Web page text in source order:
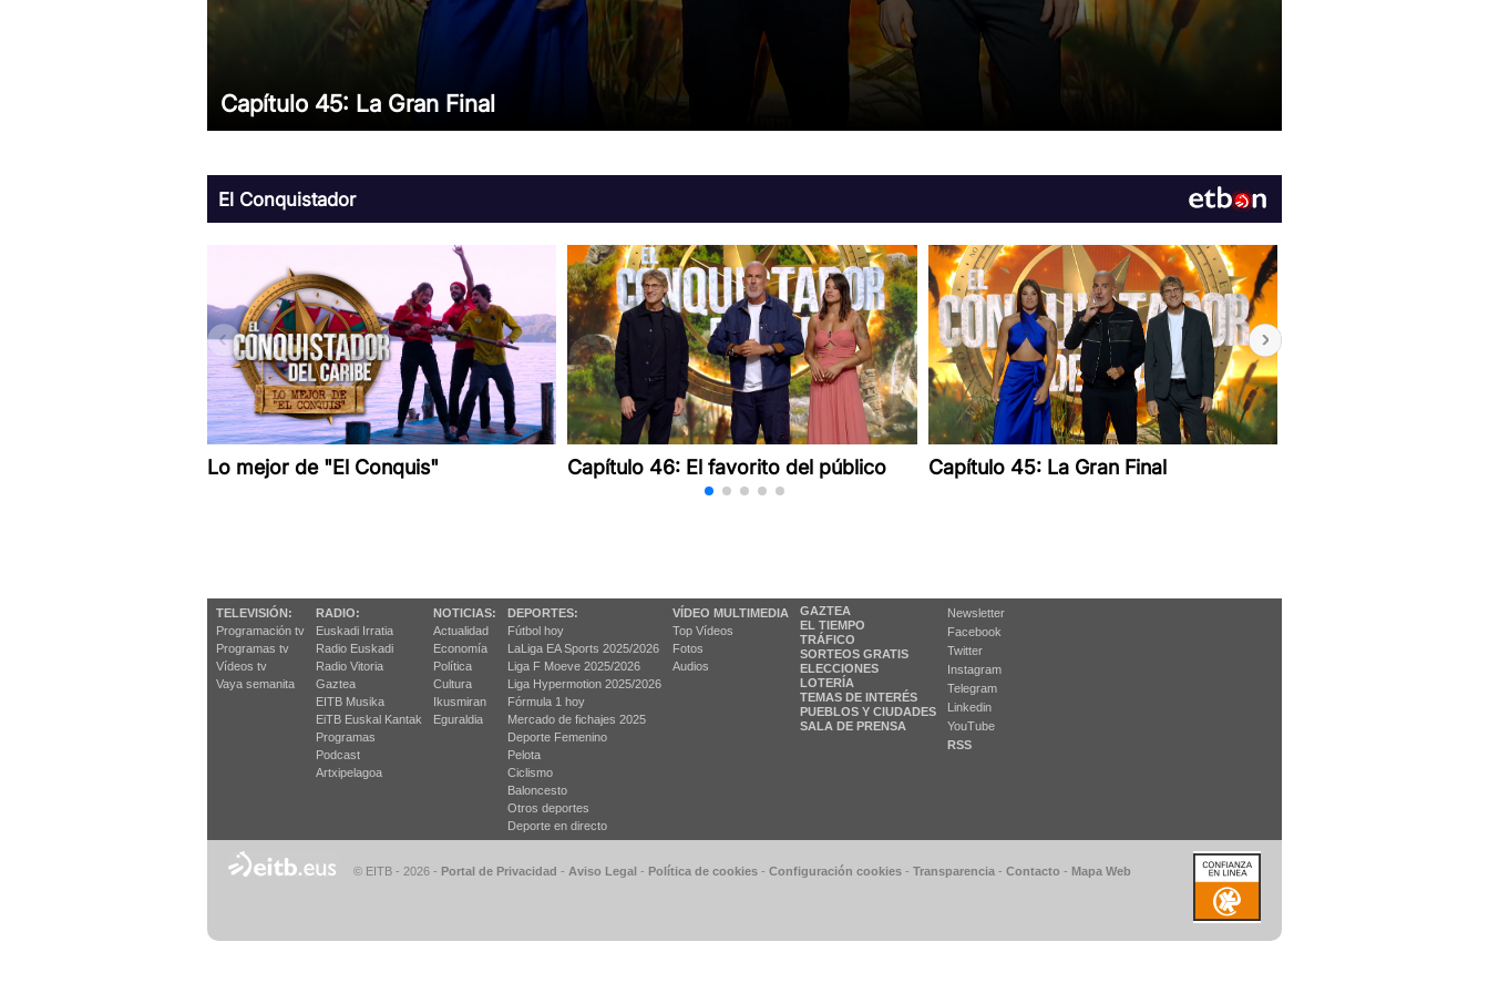
Capítulo 45: La Gran Final
El Conquistador
Lo mejor de "El Conquis" Capítulo 46: El favorito del público Capítulo 45: La Gran Final
TELEVISIÓN:
Programación tv
Programas tv
Vídeos tv
Vaya semanita
RADIO:
Euskadi Irratia
Radio Euskadi
Radio Vitoria
Gaztea
EITB Musika
EiTB Euskal Kantak
Programas
Podcast
Artxipelagoa
NOTICIAS:
Actualidad
Economía
Política
Cultura
Ikusmiran
Eguraldia
DEPORTES:
Fútbol hoy
LaLiga EA Sports 2025/2026
Liga F Moeve 2025/2026
Liga Hypermotion 2025/2026
Fórmula 1 hoy
Mercado de fichajes 2025
Deporte Femenino
Pelota
Ciclismo
Baloncesto
Otros deportes
Deporte en directo
VÍDEO MULTIMEDIA
Top Vídeos
Fotos
Audios
GAZTEA
EL TIEMPO
TRÁFICO
SORTEOS GRATIS
ELECCIONES
LOTERÍA
TEMAS DE INTERÉS
PUEBLOS Y CIUDADES
SALA DE PRENSA
Newsletter
Facebook
Twitter
Instagram
Telegram
Linkedin
YouTube
RSS
© EITB - 2026 - Portal de Privacidad - Aviso Legal - Política de cookies - Configuración cookies - Transparencia - Contacto - Mapa Web